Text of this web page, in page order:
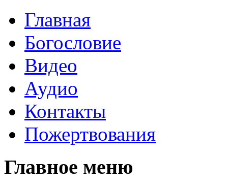
Главная
Богословие
Видео
Аудио
Контакты
Пожертвования
Главное меню